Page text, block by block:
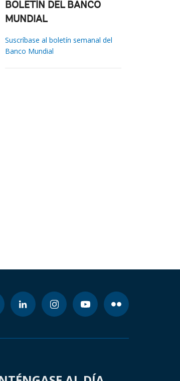
BOLETÍN DEL BANCO
MUNDIAL
Suscríbase al boletín semanal del
Banco Mundial